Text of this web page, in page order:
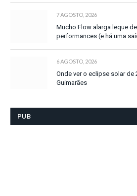
7 AGOSTO, 2026
Mucho Flow alarga leque
performances (e há uma
6 AGOSTO, 2026
Onde ver o eclipse solar de
Guimarães
PUB